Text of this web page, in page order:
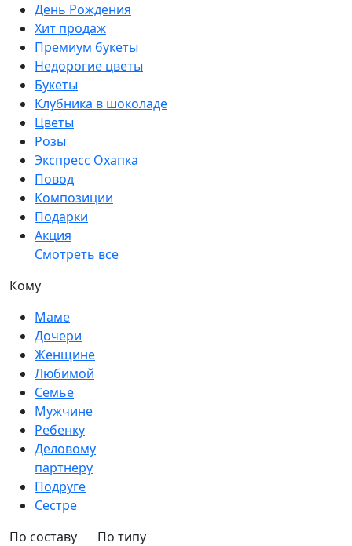
День Рождения
Хит продаж
Премиум букеты
Недорогие цветы
Букеты
Клубника в шоколаде
Цветы
Розы
Экспресс Охапка
Повод
Композиции
Подарки
Акция
Смотреть все
Кому
Маме
Дочери
Женщине
Любимой
Семье
Мужчине
Ребенку
Деловому
партнеру
Подруге
Сестре
По составу
По типу